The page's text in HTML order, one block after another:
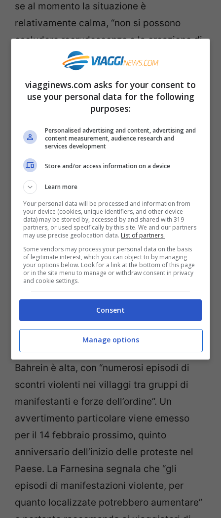
se al momento la situazione è
relativamente calma, “non si possono
escludere recrudescenze e la creazione di
nuovi blocchi stradali, anche sulle
principali arterie ed in prossimità del
confine con la Bolivia”. La Farnesina
“raccomanda pertanto ai connazionali
esercitare prudenza e di informarsi
accuratamente sulla situazione prima di
intraprendere spostamenti per via
terrestre o visite turistiche nell’area”.
Bahrein
La situazione sicurezza nel Paese del Golfo
è a rischio, a causa di “un netto
deterioramento a seguito delle numerose
manifestazioni” che sono iniziate nel
febbraio del 2011, sulla scia della
Primavera araba, e “succedutesi
regolarmente da allora”. La tensione in
Bahrein è alta, con “numerosi episodi di
scontri violenti nei villaggi tra gruppi di
manifestanti e forze dell’ordine”. Un
avvertimento particolare viene emesso
per il 14 febbraio prossimo, quinto
anniversario dell’inizio delle proteste nel
Paese. La Farnesina segnala che “gli
episodi di manifestazioni violente, per
quanto localizzate potrebbero aumentare”
viagginews.com asks for your consent to
use your personal data for the following
purposes:
Personalised advertising and content, advertising and
content measurement, audience research and
services development
Store and/or access information on a device
Learn more
Your personal data will be processed and information from
your device (cookies, unique identifiers, and other device
data) may be stored by, accessed by and shared with 319
partners, or used specifically by this site. We and our partners
may use precise geolocation data. List of partners.
Some vendors may process your personal data on the basis
of legitimate interest, which you can object to by managing
your options below. Look for a link at the bottom of this page
or in the site menu to manage or withdraw consent in privacy
and cookie settings.
Consent
Manage options